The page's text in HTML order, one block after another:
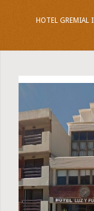
HOTEL GREMIAL